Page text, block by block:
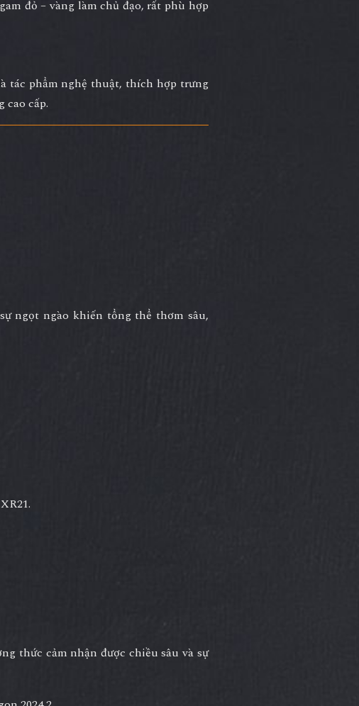
đỏ – vàng làm chủ đạo, rất phù hợp
tác phẩm nghệ thuật, thích hợp trưng
cao cấp.
ngọt ngào khiến tổng thể thơm sâu,
thức cảm nhận được chiều sâu và sự